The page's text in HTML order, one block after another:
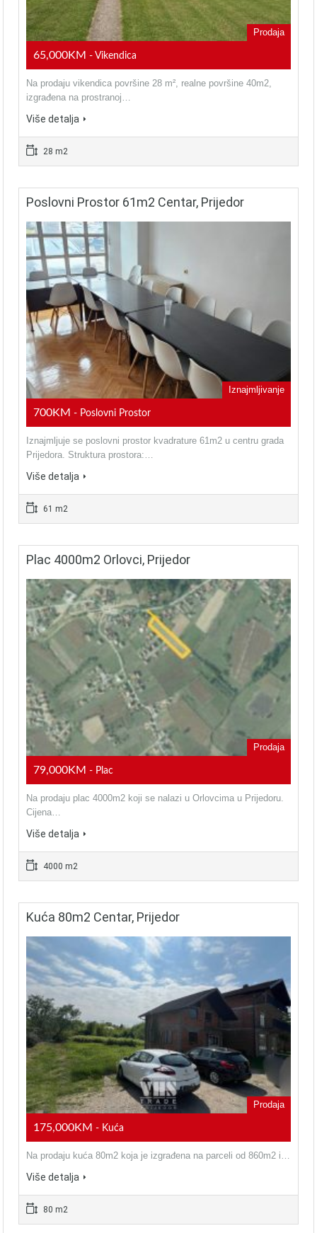
Prodaja
65,000KM - Vikendica
Na prodaju vikendica površine 28 m², realne površine 40m2,
izgrađena na prostranoj…
Više detalja
28 m2
Poslovni Prostor 61m2 Centar, Prijedor
Iznajmljivanje
700KM - Poslovni Prostor
Iznajmljuje se poslovni prostor kvadrature 61m2 u centru grada
Prijedora. Struktura prostora:…
Više detalja
61 m2
Plac 4000m2 Orlovci, Prijedor
Prodaja
79,000KM - Plac
Na prodaju plac 4000m2 koji se nalazi u Orlovcima u Prijedoru.
Cijena…
Više detalja
4000 m2
Kuća 80m2 Centar, Prijedor
Prodaja
175,000KM - Kuća
Na prodaju kuća 80m2 koja je izgrađena na parceli od 860m2 i…
Više detalja
80 m2